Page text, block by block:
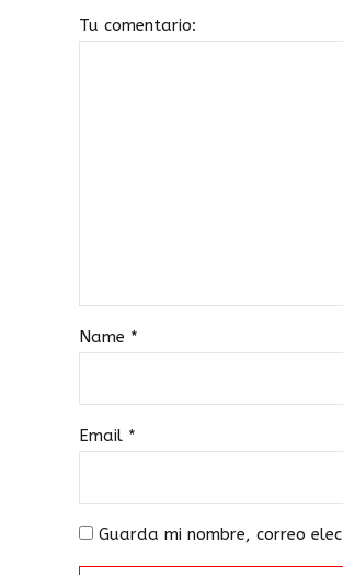
Tu comentario:
Name *
Email *
Guarda mi nombre, correo